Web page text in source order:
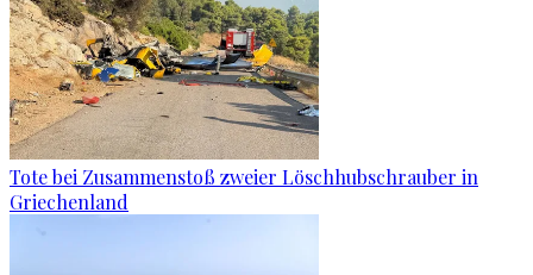
Tote bei Zusammenstoß zweier Löschhubschrauber in
Griechenland